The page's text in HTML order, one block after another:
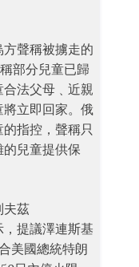
聲稱被擄走的
部分兒童已歸
法父母﹑近親
立即回家。俄
指控，聲稱只
兒童提供保
夫茲
，提議澤連斯基
美國總統特朗